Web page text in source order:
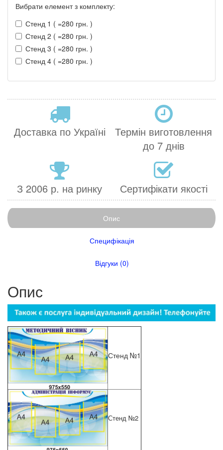
Вибрати елемент з комплекту:
Стенд 1 ( =280 грн. )
Стенд 2 ( =280 грн. )
Стенд 3 ( =280 грн. )
Стенд 4 ( =280 грн. )
Доставка по Україні
Термін виготовлення
до 7 днів
З 2006 р. на ринку Сертифікати якості
Опис
Специфікація
Відгуки (0)
Опис
Стенд №1
Стенд №2